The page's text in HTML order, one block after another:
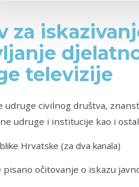
za
televizije
udruge civilnog društva,
udruge i institucije kao i
Hrvatske (za dva kanala)
pisano očitovanje o iskazu